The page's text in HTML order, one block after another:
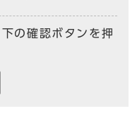
の確認ボタンを押